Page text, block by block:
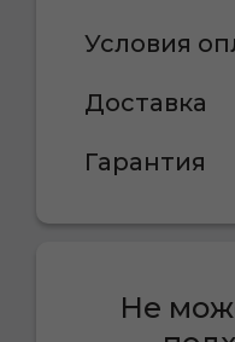
Условия
Доставка
Гарантия
Не